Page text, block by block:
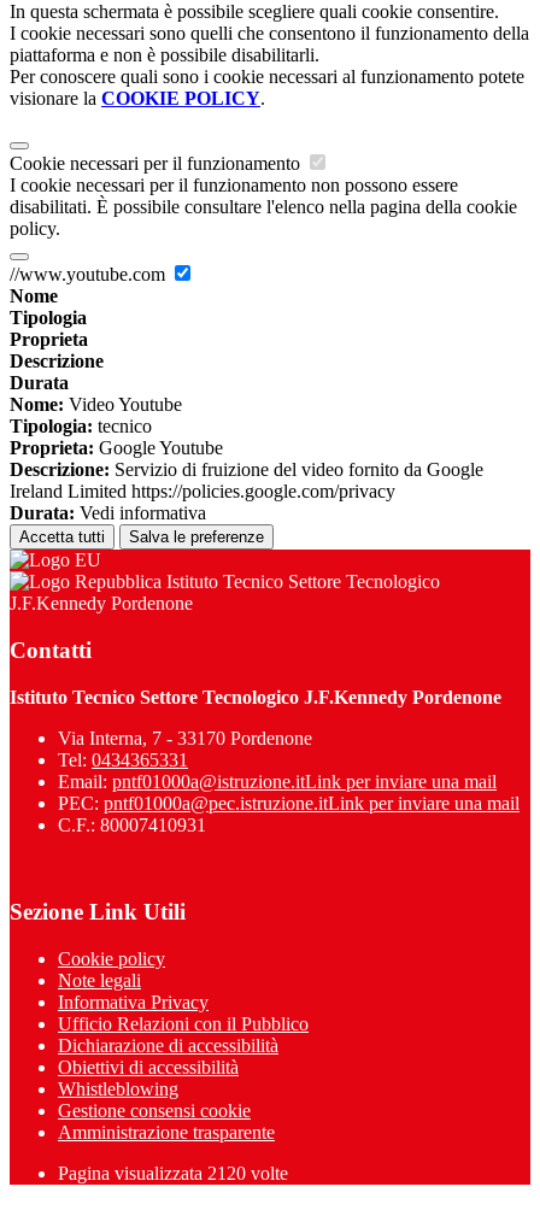
In questa schermata è possibile scegliere quali cookie consentire.
I cookie necessari sono quelli che consentono il funzionamento della
piattaforma e non è possibile disabilitarli.
Per conoscere quali sono i cookie necessari al funzionamento potete
visionare la COOKIE POLICY.
Cookie necessari per il funzionamento
I cookie necessari per il funzionamento non possono essere
disabilitati. È possibile consultare l'elenco nella pagina della cookie
policy.
//www.youtube.com
Nome
Tipologia
Proprieta
Descrizione
Durata
Nome: Video Youtube
Tipologia: tecnico
Proprieta: Google Youtube
Descrizione: Servizio di fruizione del video fornito da Google
Ireland Limited https://policies.google.com/privacy
Durata: Vedi informativa
Accetta tutti Salva le preferenze
Istituto Tecnico Settore Tecnologico
J.F.Kennedy Pordenone
Contatti
Istituto Tecnico Settore Tecnologico J.F.Kennedy Pordenone
Via Interna, 7 - 33170 Pordenone
Tel: 0434365331
Email: pntf01000a@istruzione.itLink per inviare una mail
PEC: pntf01000a@pec.istruzione.itLink per inviare una mail
C.F.: 80007410931
Sezione Link Utili
Cookie policy
Note legali
Informativa Privacy
Ufficio Relazioni con il Pubblico
Dichiarazione di accessibilità
Obiettivi di accessibilità
Whistleblowing
Gestione consensi cookie
Amministrazione trasparente
Pagina visualizzata 2120 volte